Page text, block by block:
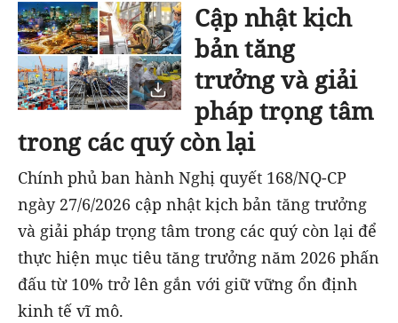
Cập nhật kịch
bản tăng
trưởng và giải
pháp trọng tâm
trong các quý còn lại
Chính phủ ban hành Nghị quyết 168/NQ-CP
ngày 27/6/2026 cập nhật kịch bản tăng trưởng
và giải pháp trọng tâm trong các quý còn lại để
thực hiện mục tiêu tăng trưởng năm 2026 phấn
đấu từ 10% trở lên gắn với giữ vững ổn định
kinh tế vĩ mô.